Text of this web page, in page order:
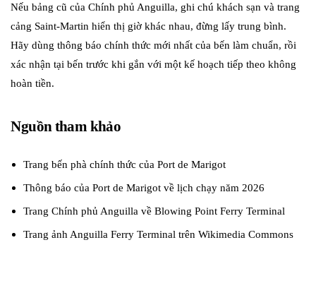
Nếu bảng cũ của Chính phủ Anguilla, ghi chú khách sạn và trang
cảng Saint-Martin hiển thị giờ khác nhau, đừng lấy trung bình.
Hãy dùng thông báo chính thức mới nhất của bến làm chuẩn, rồi
xác nhận tại bến trước khi gắn với một kế hoạch tiếp theo không
hoàn tiền.
Nguồn tham khảo
Trang bến phà chính thức của Port de Marigot
Thông báo của Port de Marigot về lịch chạy năm 2026
Trang Chính phủ Anguilla về Blowing Point Ferry Terminal
Trang ảnh Anguilla Ferry Terminal trên Wikimedia Commons